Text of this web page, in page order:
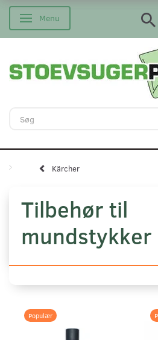
Skifte navigation
Menu
Kärcher
Tilbehør til
mundstykker
Populær